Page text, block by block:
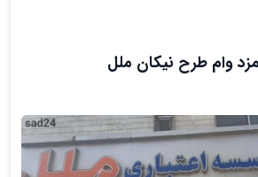
وام طرح نیکان ملل